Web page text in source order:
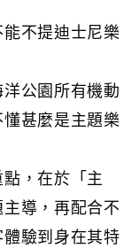
不提迪士尼樂
公園所有機動
甚麼是主題樂
，在於「主
導，再配合不
驗到身在其特